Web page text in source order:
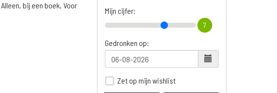
bij een boek, Voor
Mijn cijfer:
7
Gedronken op:
Zet op mijn wishlist